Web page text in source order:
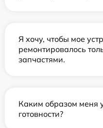
Я хочу, чтобы мое
ремонтировалось
запчастями.
Каким образом меня
готовности?